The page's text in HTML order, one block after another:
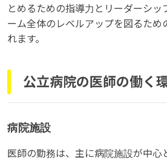
とめるための指導力とリーダーシッ
ーム全体のレベルアップを図るため
れます。
公立病院の医師の働く
病院施設
医師の勤務は、主に病院施設が中心